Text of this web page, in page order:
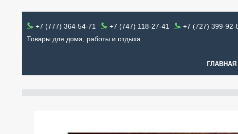
+7 (777) 364-54-71 +7 (747) 118-27-41
+7 (727) 399-92-
Товары для дома, работы и отдыха.
ГЛАВНАЯ